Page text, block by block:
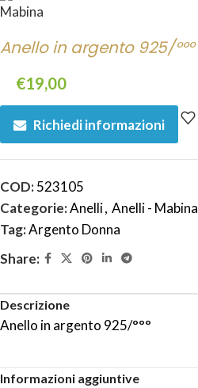
Anello in argento 925/°°°
€19,00
Richiedi informazioni
COD:523105
Categorie:Anelli, Anelli - Mabina
Tag:Argento Donna
Share:
Descrizione
Anello in argento 925/°°°
Informazioni aggiuntive